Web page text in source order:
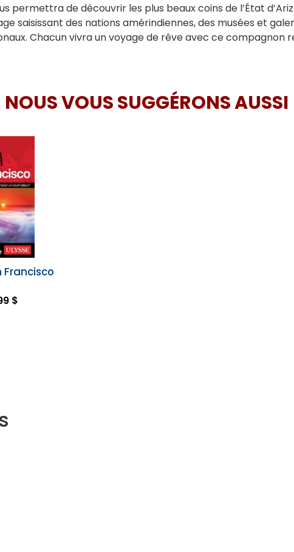
permettra de découvrir les plus beaux coins de l’État
saisissant des nations amérindiennes, des musées et
Chacun vivra un voyage de rêve avec ce
NOUS VOUS SUGGÉRONS AUSSI
Francisco
$